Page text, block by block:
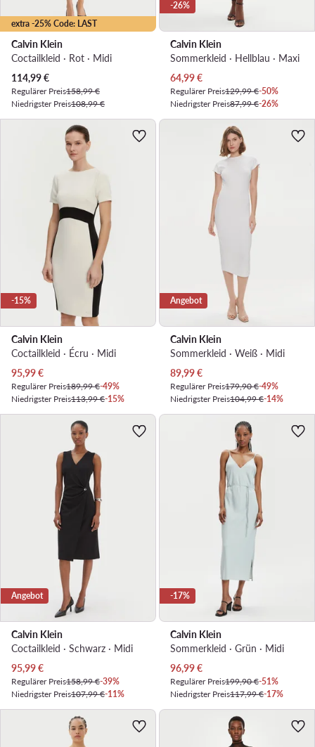
extra -25% Code: LAST
Calvin Klein
Coctailkleid · Rot · Midi
Aktueller Preis
114,99€
Regulärer Preis158,99 €
Niedrigster Preis108,99 €
-26%
Calvin Klein
Sommerkleid · Hellblau · Maxi
Aktueller Preis
64,99€
Regulärer Preis129,99 €-50%
Niedrigster Preis87,99 €-26%
-15%
Calvin Klein
Coctailkleid · Écru · Midi
Aktueller Preis
95,99€
Regulärer Preis189,99 €-49%
Niedrigster Preis113,99 €-15%
Angebot
Calvin Klein
Sommerkleid · Weiß · Midi
Aktueller Preis
89,99€
Regulärer Preis179,90 €-49%
Niedrigster Preis104,99 €-14%
Angebot
Calvin Klein
Coctailkleid · Schwarz · Midi
Aktueller Preis
95,99€
Regulärer Preis158,99 €-39%
Niedrigster Preis107,99 €-11%
-17%
Calvin Klein
Sommerkleid · Grün · Midi
Aktueller Preis
96,99€
Regulärer Preis199,90 €-51%
Niedrigster Preis117,99 €-17%